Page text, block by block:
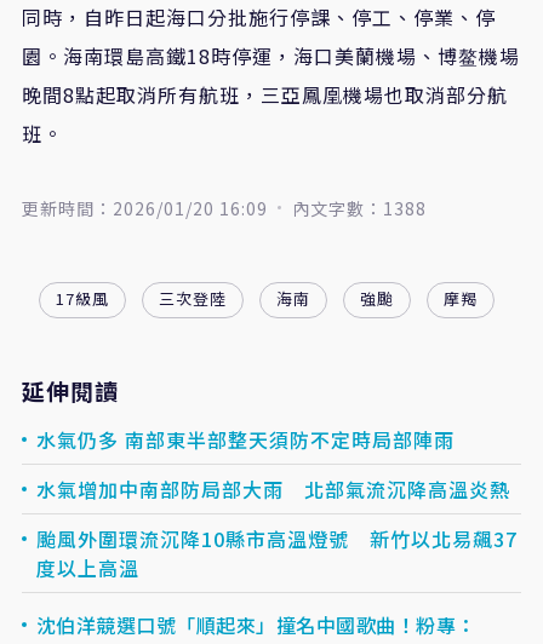
同時，自昨日起海口分批施行停課、停工、停業、停
園。海南環島高鐵18時停運，海口美蘭機場、博鳌機場
晚間8點起取消所有航班，三亞鳳凰機場也取消部分航
班。
更新時間：2026/01/20 16:09 內文字數：1388
17級風 三次登陸 海南 強颱 摩羯
延伸閱讀
水氣仍多 南部東半部整天須防不定時局部陣雨
水氣增加中南部防局部大雨 北部氣流沉降高溫炎熱
颱風外圍環流沉降10縣市高溫燈號 新竹以北易飆37
度以上高溫
沈伯洋競選口號「順起來」撞名中國歌曲！粉專：